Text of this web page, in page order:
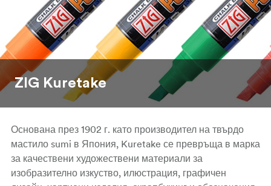
ZIG Kuretake
Основана през 1902 г. като производител на твърдо
мастило sumi в Япония, Kuretake се превръща в марка
за качествени художествени материали за
изобразително изкуство, илюстрация, графичен